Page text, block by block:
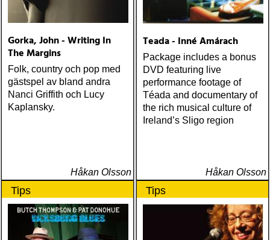
Gorka, John - Writing In
The Margins
Folk, country och pop med
gästspel av bland andra
Nanci Griffith och Lucy
Kaplansky.
Håkan Olsson
Teada - Inné Amárach
Package includes a bonus
DVD featuring live
performance footage of
Téada and documentary of
the rich musical culture of
Ireland’s Sligo region
Håkan Olsson
Tips Tips